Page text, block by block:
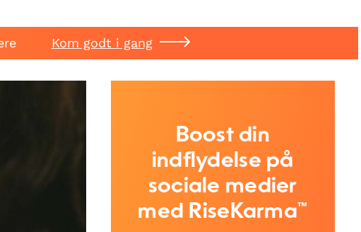
Kom godt i gang
Boost din
indflydelse på
sociale medier
med RiseKarma™